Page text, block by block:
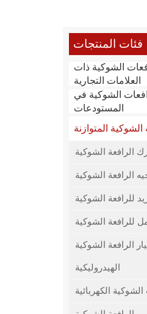
فئات المنتجات
الشوكية ذات
العلامات التجارية
الشوكية في
المستودعات
الشوكية المتوازنة
الرافعة الشوكية
الرافعة الشوكية
للرافعة الشوكية
للرافعة الشوكية
الرافعة الشوكية
الهيدروليكية
الكهربائية